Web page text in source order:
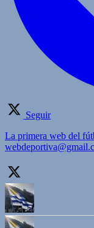
Seguir
La primera web del